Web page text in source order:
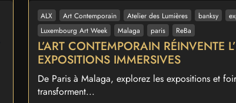
ALX Art Contemporain Atelier des Lumières banksy
Luxembourg Art Week
Malaga paris ReBa
L’ART CONTEMPORAIN RÉINVENTE
EXPOSITIONS IMMERSIVES
De Paris à Malaga, explorez les expositions et
transforment...